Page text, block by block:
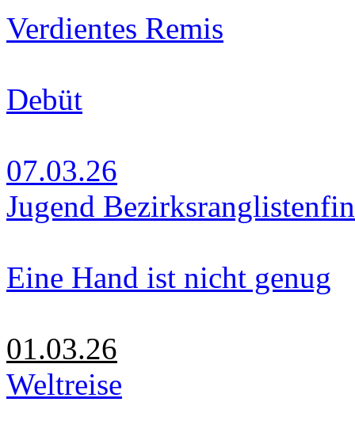
Verdientes Remis
Debüt
07.03.26
Jugend
Eine Hand ist nicht genug
01.03.26
Weltreise